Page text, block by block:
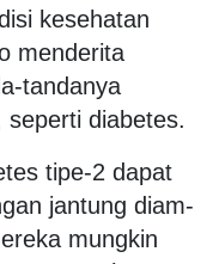
kesehatan
menderita
tandanya
diabetes.
tipe-2 dapat
jantung diam-
mungkin